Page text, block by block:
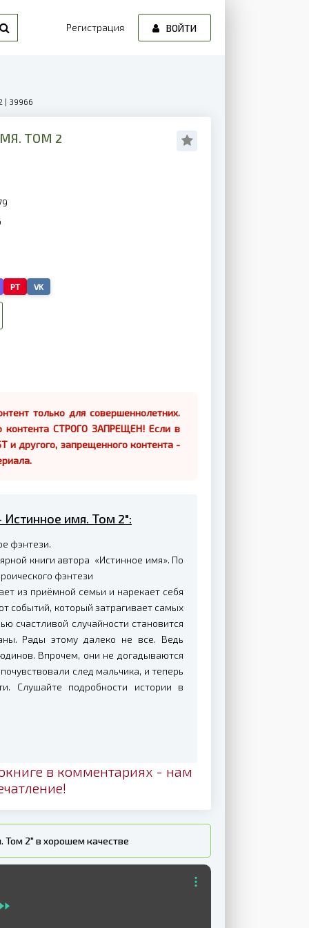
Регистрация ВОЙТИ
| 39966
ТОМ 2
PT VK
только для совершеннолетних.
контента СТРОГО ЗАПРЕЩЕН! Если в
и другого, запрещенного контента -
Истинное имя. Том 2":
фэнтези.
книги автора «Истинное имя». По
фэнтези
из приёмной семьи и нарекает себя
событий, который затрагивает самых
случайности становится
Рады этому далеко не все. Ведь
Впрочем, они не догадываются
след мальчика, и теперь
Слушайте подробности истории в
в комментариях - нам
Том 2" в хорошем качестве